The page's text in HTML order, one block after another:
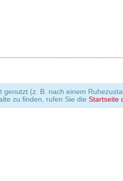
(z. B. nach einem
zu finden, rufen Sie die Startseite